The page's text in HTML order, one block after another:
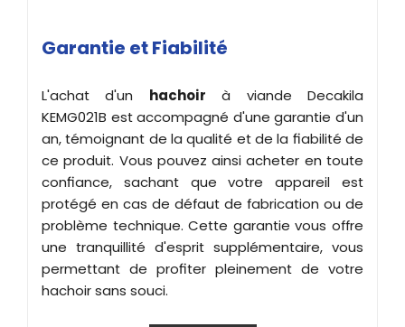
Garantie et Fiabilité
L'achat d'un hachoir à viande Decakila
KEMG021B est accompagné d'une garantie d'un
an, témoignant de la qualité et de la fiabilité de
ce produit. Vous pouvez ainsi acheter en toute
confiance, sachant que votre appareil est
protégé en cas de défaut de fabrication ou de
problème technique. Cette garantie vous offre
une tranquillité d'esprit supplémentaire, vous
permettant de profiter pleinement de votre
hachoir sans souci.